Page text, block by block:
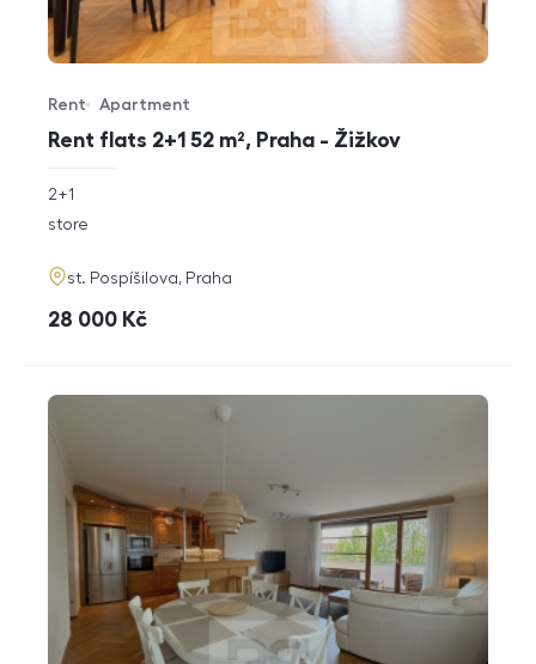
Rent flats 2+1 52 m², Praha - Žižkov
Offer type
Rent
Property type
Apartment
rozměry
2+1
funkce
store
adresa
st. Pospíšilova, Praha
cena
28 000 Kč